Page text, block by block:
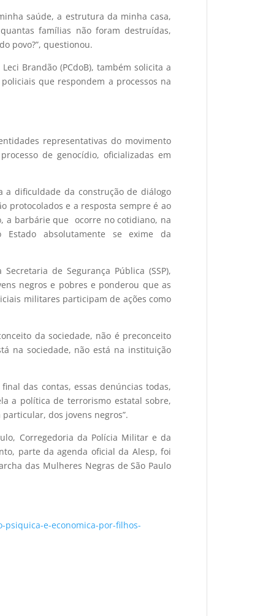
saúde, a estrutura da minha casa,
famílias não foram destruídas,
povo?”, questionou.
Brandão (PCdoB), também solicita a
que respondem a processos na
representativas do movimento
de genocídio, oficializadas em
a dificuldade da construção de diálogo
protocolados e a resposta sempre é ao
a barbárie que ocorre no cotidiano, na
absolutamente se exime da
de Segurança Pública (SSP),
negros e pobres e ponderou que as
militares participam de ações como
da sociedade, não é preconceito
na sociedade, não está na instituição
das contas, essas denúncias todas,
a política de terrorismo estatal sobre,
dos jovens negros”.
Corregedoria da Polícia Militar e da
parte da agenda oficial da Alesp, foi
das Mulheres Negras de São Paulo
e-economica-por-filhos-